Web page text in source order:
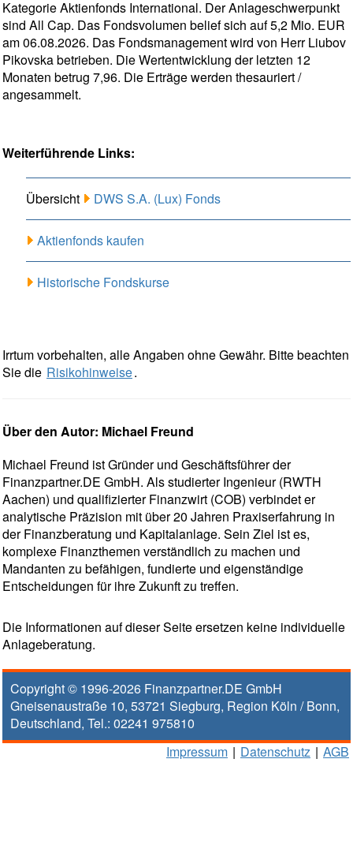
Kategorie Aktienfonds International. Der Anlageschwerpunkt
sind All Cap. Das Fondsvolumen belief sich auf 5,2 Mio. EUR
am 06.08.2026. Das Fondsmanagement wird von Herr Liubov
Pikovska betrieben. Die Wertentwicklung der letzten 12
Monaten betrug 7,96. Die Erträge werden thesauriert /
angesammelt.
Weiterführende Links:
Übersicht DWS S.A. (Lux) Fonds
Aktienfonds kaufen
Historische Fondskurse
Irrtum vorbehalten, alle Angaben ohne Gewähr. Bitte beachten
Sie die Risikohinweise.
Über den Autor: Michael Freund
Michael Freund ist Gründer und Geschäftsführer der
Finanzpartner.DE GmbH. Als studierter Ingenieur (RWTH
Aachen) und qualifizierter Finanzwirt (COB) verbindet er
analytische Präzision mit über 20 Jahren Praxiserfahrung in
der Finanzberatung und Kapitalanlage. Sein Ziel ist es,
komplexe Finanzthemen verständlich zu machen und
Mandanten zu befähigen, fundierte und eigenständige
Entscheidungen für ihre Zukunft zu treffen.
Die Informationen auf dieser Seite ersetzen keine individuelle
Anlageberatung.
Copyright © 1996-2026 Finanzpartner.DE GmbH
Gneisenaustraße 10, 53721 Siegburg, Region Köln / Bonn,
Deutschland, Tel.: 02241 975810
Impressum | Datenschutz | AGB